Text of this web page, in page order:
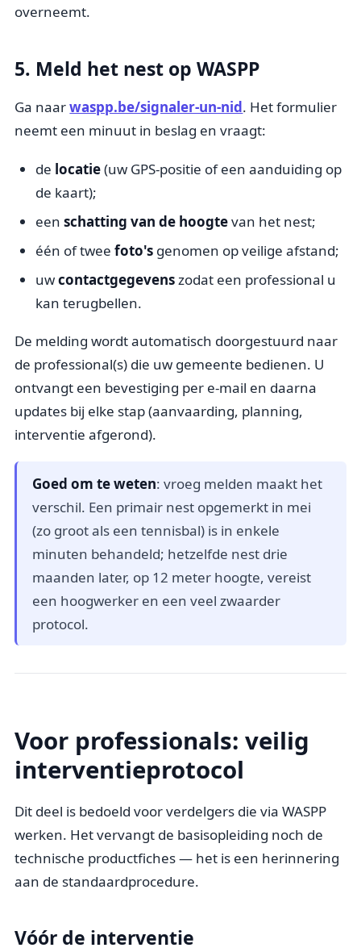
overneemt.
5. Meld het nest op WASPP
Ga naarwaspp.be/signaler-un-nid. Het formulier
neemt een minuut in beslag en vraagt:
de locatie(uw GPS-positie of een aanduiding op
de kaart);
een schatting van de hoogtevan het nest;
één of twee foto'sgenomen op veilige afstand;
uwcontactgegevenszodat een professional u
kan terugbellen.
De melding wordt automatisch doorgestuurd naar
de professional(s) die uw gemeente bedienen. U
ontvangt een bevestiging per e-mail en daarna
updates bij elke stap (aanvaarding, planning,
interventie afgerond).
Goed om te weten: vroeg melden maakt het
verschil. Een primair nest opgemerkt in mei
(zo groot als een tennisbal) is in enkele
minuten behandeld; hetzelfde nest drie
maanden later, op 12 meter hoogte, vereist
een hoogwerker en een veel zwaarder
protocol.
Voor professionals: veilig
interventieprotocol
Dit deel is bedoeld voor verdelgers die via WASPP
werken. Het vervangt de basisopleiding noch de
technische productfiches — het is een herinnering
aan de standaardprocedure.
Vóór de interventie